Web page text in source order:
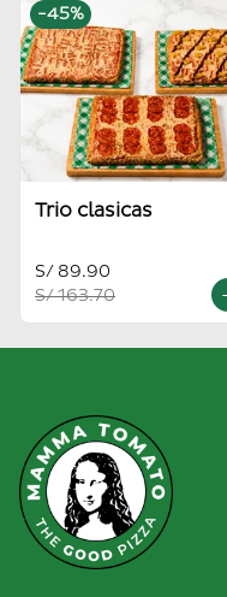
-45%
Trio clasicas
S/ 89.90
S/ 163.70